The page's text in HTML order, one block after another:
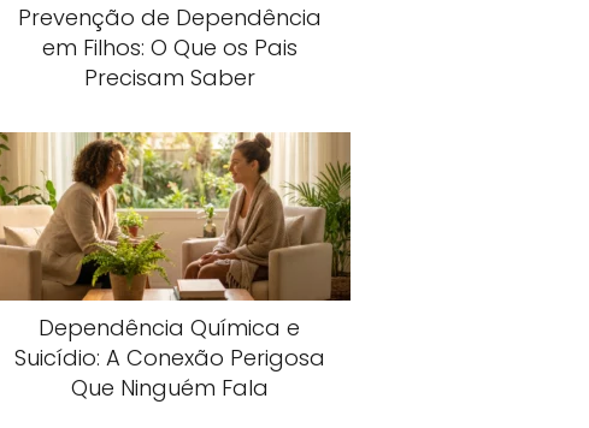
Prevenção de Dependência
em Filhos: O Que os Pais
Precisam Saber
Dependência Química e
Suicídio: A Conexão Perigosa
Que Ninguém Fala